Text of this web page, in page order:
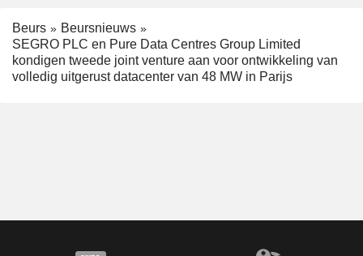
Beurs
Beursnieuws
SEGRO PLC en Pure Data Centres Group Limited
kondigen tweede joint venture aan voor ontwikkeling van
volledig uitgerust datacenter van 48 MW in Parijs